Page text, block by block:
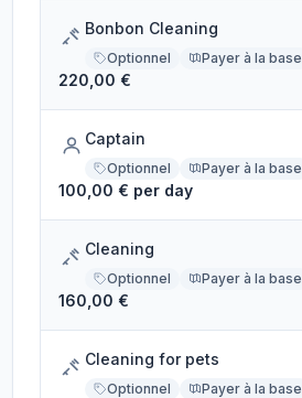
Bonbon Cleaning
Optionnel Payer à la base
220,00 €
Captain
Optionnel Payer à la base
100,00 € per day
Cleaning
Optionnel Payer à la base
160,00 €
Cleaning for pets
Optionnel Payer à la base